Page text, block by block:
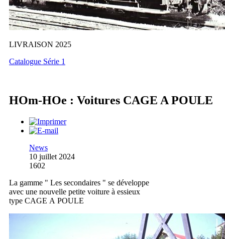
LIVRAISON 2025
Catalogue Série 1
HOm-HOe : Voitures CAGE A POULE
News
10 juillet 2024
1602
La gamme " Les secondaires " se développe
avec une nouvelle petite voiture à essieux
type CAGE A POULE